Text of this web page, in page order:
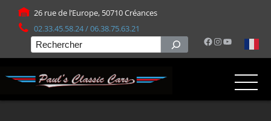
26 rue de l’Europe, 50710 Créances
02.33.45.58.24 / 06.38.75.63.21
Facebook
Instagram
YouTube
Rechercher
Panneau de gestion des cookies